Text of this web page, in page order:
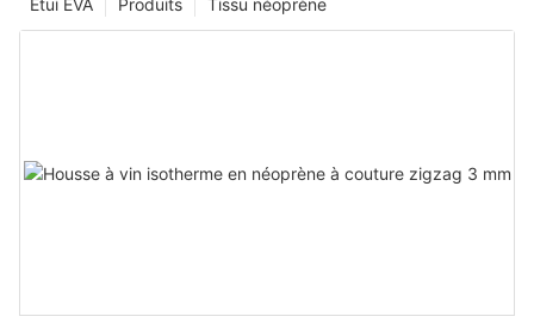
Tissu néoprène
Produits
Étui EVA